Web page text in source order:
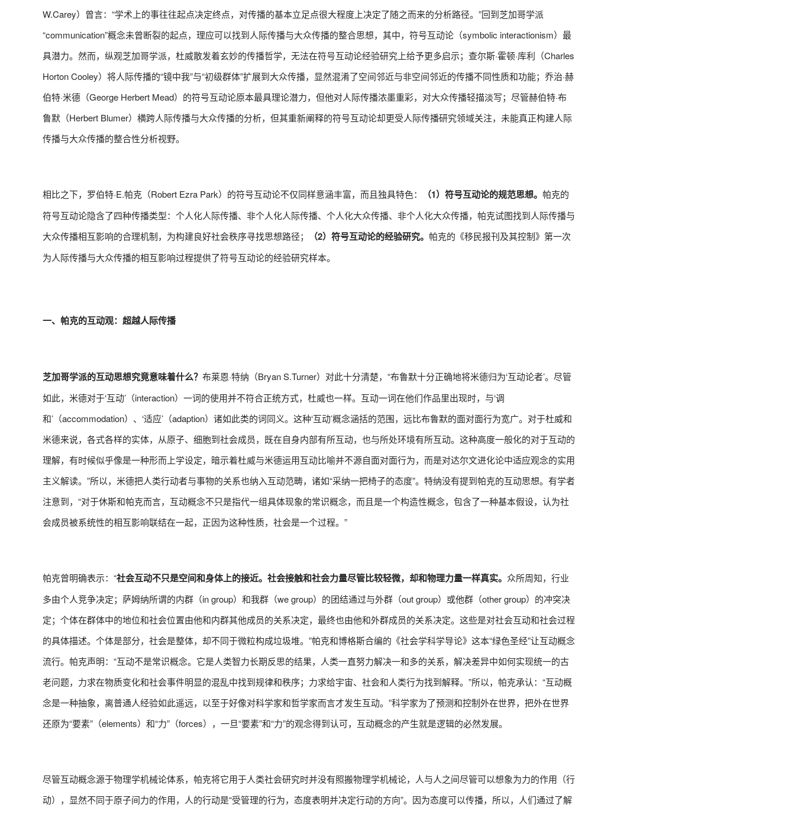
W.Carey）曾言：“学术上的事往往起点决定终点，对传播的基本立足点很大程度上决定了随之而来的分析路径。”回到芝加哥学派
“communication”概念未曾断裂的起点，理应可以找到人际传播与大众传播的整合思想，其中，符号互动论（symbolic interactionism）最
具潜力。然而，纵观芝加哥学派，杜威散发着玄妙的传播哲学，无法在符号互动论经验研究上给予更多启示；查尔斯·霍顿·库利（Charles
Horton Cooley）将人际传播的“镜中我”与“初级群体”扩展到大众传播，显然混淆了空间邻近与非空间邻近的传播不同性质和功能；乔治·赫
伯特·米德（George Herbert Mead）的符号互动论原本最具理论潜力，但他对人际传播浓墨重彩，对大众传播轻描淡写；尽管赫伯特·布
鲁默（Herbert Blumer）横跨人际传播与大众传播的分析，但其重新阐释的符号互动论却更受人际传播研究领域关注，未能真正构建人际
传播与大众传播的整合性分析视野。
相比之下，罗伯特·E.帕克（Robert Ezra Park）的符号互动论不仅同样意涵丰富，而且独具特色： （1）符号互动论的规范思想。 帕克的
符号互动论隐含了四种传播类型：个人化人际传播、非个人化人际传播、个人化大众传播、非个人化大众传播，帕克试图找到人际传播与
大众传播相互影响的合理机制，为构建良好社会秩序寻找思想路径；
（2）符号互动论的经验研究。 帕克的《移民报刊及其控制》第一次
为人际传播与大众传播的相互影响过程提供了符号互动论的经验研究样本。
一、帕克的互动观：超越人际传播
芝加哥学派的互动思想究竟意味着什么？ 布莱恩·特纳（Bryan S.Turner）对此十分清楚，“布鲁默十分正确地将米德归为‘互动论者’。尽管
如此，米德对于‘互动’（interaction）一词的使用并不符合正统方式，杜威也一样。互动一词在他们作品里出现时，与‘调
和’（accommodation）、‘适应’（adaption）诸如此类的词同义。这种‘互动’概念涵括的范围，远比布鲁默的面对面行为宽广。对于杜威和
米德来说，各式各样的实体，从原子、细胞到社会成员，既在自身内部有所互动，也与所处环境有所互动。这种高度一般化的对于互动的
理解，有时候似乎像是一种形而上学设定，暗示着杜威与米德运用互动比喻并不源自面对面行为，而是对达尔文进化论中适应观念的实用
主义解读。”所以，米德把人类行动者与事物的关系也纳入互动范畴，诸如“采纳一把椅子的态度”。特纳没有提到帕克的互动思想。有学者
注意到，“对于休斯和帕克而言，互动概念不只是指代一组具体现象的常识概念，而且是一个构造性概念，包含了一种基本假设，认为社
会成员被系统性的相互影响联结在一起，正因为这种性质，社会是一个过程。”
帕克曾明确表示：“社会互动不只是空间和身体上的接近。社会接触和社会力量尽管比较轻微，却和物理力量一样真实。 众所周知，行业
多由个人竞争决定；萨姆纳所谓的内群（in group）和我群（we group）的团结通过与外群（out group）或他群（other group）的冲突决
定；个体在群体中的地位和社会位置由他和内群其他成员的关系决定，最终也由他和外群成员的关系决定。这些是对社会互动和社会过程
的具体描述。个体是部分，社会是整体，却不同于微粒构成垃圾堆。”帕克和博格斯合编的《社会学科学导论》这本“绿色圣经”让互动概念
流行。帕克声明：“互动不是常识概念。它是人类智力长期反思的结果，人类一直努力解决一和多的关系，解决差异中如何实现统一的古
老问题，力求在物质变化和社会事件明显的混乱中找到规律和秩序；力求给宇宙、社会和人类行为找到解释。”所以，帕克承认：“互动概
念是一种抽象，离普通人经验如此遥远，以至于好像对科学家和哲学家而言才发生互动。”科学家为了预测和控制外在世界，把外在世界
还原为“要素”（elements）和“力”（forces），一旦“要素”和“力”的观念得到认可，互动概念的产生就是逻辑的必然发展。
尽管互动概念源于物理学机械论体系，帕克将它用于人类社会研究时并没有照搬物理学机械论，人与人之间尽管可以想象为力的作用（行
动），显然不同于原子间力的作用，人的行动是“受管理的行为，态度表明并决定行动的方向”。因为态度可以传播，所以，人们通过了解